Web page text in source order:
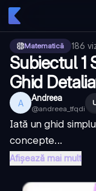
Matematică 186
Subiectul 1
Ghid
A Andreea
@andreea_tfqdi
Iată un ghid
concepte...
Afișează mai mult